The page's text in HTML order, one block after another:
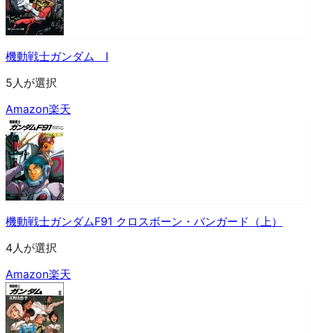
機動戦士ガンダム I
5人が選択
Amazon楽天
機動戦士ガンダムF91 クロスボーン・バンガード（上）
4人が選択
Amazon楽天